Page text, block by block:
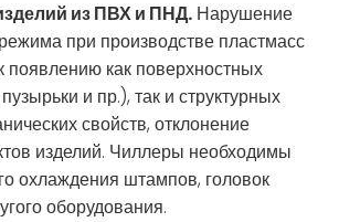
из ПВХ и ПНД. Нарушение
при производстве пластмасс
появлению как поверхностных
и пр.), так и структурных
свойств, отклонение
изделий. Чиллеры необходимы
охлаждения штампов, головок
оборудования.